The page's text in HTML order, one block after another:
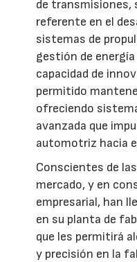
de transmisiones,
referente en el
sistemas de
gestión de
capacidad de
permitido
ofreciendo
avanzada que
automotriz hacia
Conscientes de
mercado, y en
empresarial, han
en su planta de
que les permitirá
y precisión en la